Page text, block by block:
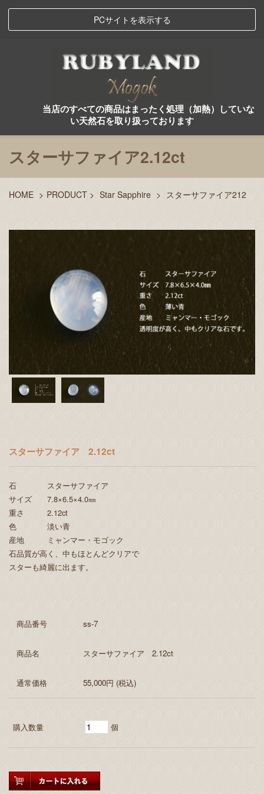
PCサイトを表示する
当店のすべての商品はまったく処理（加熱）していな
い天然石を取り扱っております
スターサファイア2.12ct
HOME > PRODUCT > Star Sapphire > スターサファイア212
スターサファイア 2.12ct
石 スターサファイア
サイズ 7.8×6.5×4.0㎜
重さ 2.12ct
色 淡い青
産地 ミャンマー・モゴック
石品質が高く、中もほとんどクリアで
スターも綺麗に出ます。
商品番号 ss-7
商品名 スターサファイア 2.12ct
通常価格 55,000円 (税込)
購入数量 個